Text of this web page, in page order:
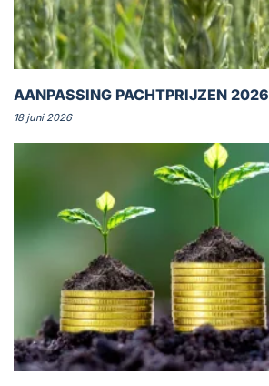
AANPASSING PACHTPRIJZEN 2026
18 juni 2026